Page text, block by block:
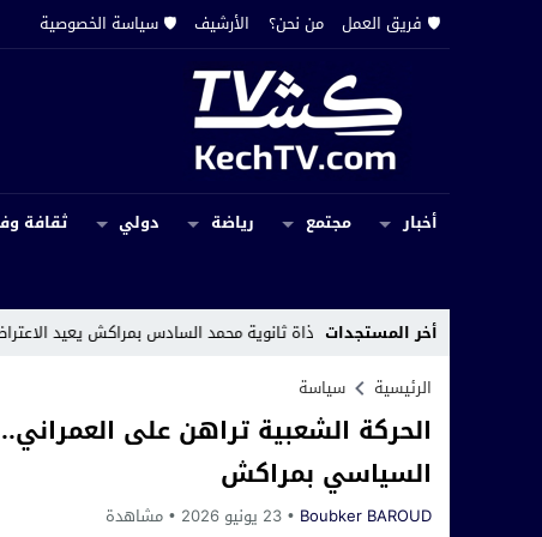
🛡️ فريق العمل من نحن؟ الأرشيف 🛡️ سياسة الخصوصية
أخبار مجتمع رياضة دولي ثقافة
أخر المستجدات
بمحاذاة ثانوية محمد السادس بمراكش يعيد الاعتراضات الرسمية إلى
الرئيسية
سياسة
الحركة الشعبية تراهن على
السياسي بمراكش
Boubker BAROUD 23 يونيو 2026 مشاهدة